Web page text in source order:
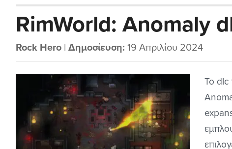
RimWorld: Anomaly
Rock Hero |Δημοσίευση: 19 Απριλίου 2024
To dlc